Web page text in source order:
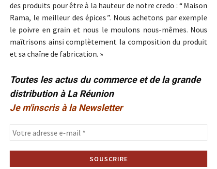
des produits pour être à la hauteur de notre credo : “ Maison
Rama, le meilleur des épices ”. Nous achetons par exemple
le poivre en grain et nous le moulons nous-mêmes. Nous
maîtrisons ainsi complètement la composition du produit
et sa chaîne de fabrication. »
Toutes les actus du commerce et de la grande
distribution à La Réunion
Je m'inscris à la Newsletter